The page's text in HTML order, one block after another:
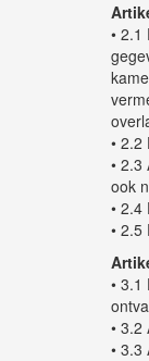
•
•
•
ook
•
•
•
•
•